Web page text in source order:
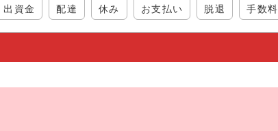
出資金 配達 休み お支払い 脱退 手数料